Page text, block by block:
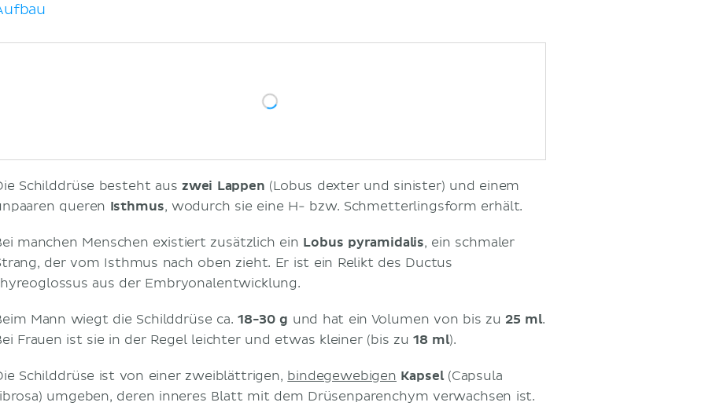
Histologie
T3 (Trijodthyronin) und T4 (Thyroxin)
Hypo- und Hyperthyreose
Morbus Basedow
Schilddrüse besteht aus zwei Lappen (Lobus dexter und sinister) und einem
queren Isthmus, wodurch sie eine H- bzw. Schmetterlingsform erhält.
manchen Menschen existiert zusätzlich ein Lobus pyramidalis, ein schmaler
der vom Isthmus nach oben zieht. Er ist ein Relikt des Ductus
aus der Embryonalentwicklung.
Mann wiegt die Schilddrüse ca. 18-30 g und hat ein Volumen von bis zu25 ml.
Frauen ist sie in der Regel leichter und etwas kleiner (bis zu18 ml).
Schilddrüse ist von einer zweiblättrigen, bindegewebigen Kapsel(Capsula
umgeben, deren inneres Blatt mit dem Drüsenparenchym verwachsen ist.